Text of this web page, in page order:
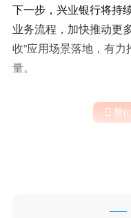
下一步，兴业银行将持
业务流程，加快推动更
收”应用场景落地，有
量。
 赞(